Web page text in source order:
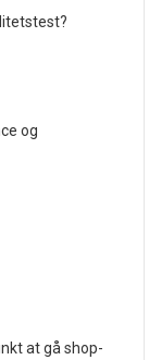
og
at gå shop-